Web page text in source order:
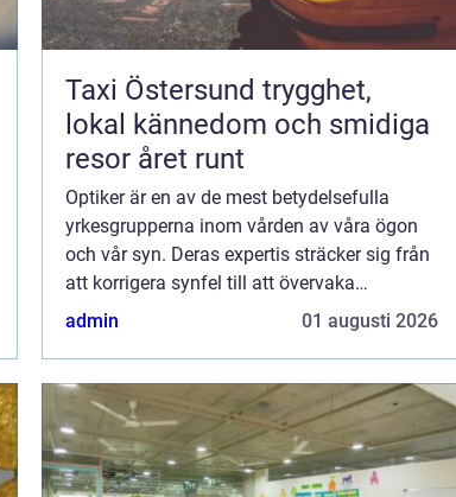
Taxi Östersund trygghet,
lokal kännedom och smidiga
resor året runt
Optiker är en av de mest betydelsefulla
yrkesgrupperna inom vården av våra ögon
och vår syn. Deras expertis sträcker sig från
att korrigera synfel till att övervaka
ögonhälsa och diagnostisera oli...
admin 01 augusti 2026